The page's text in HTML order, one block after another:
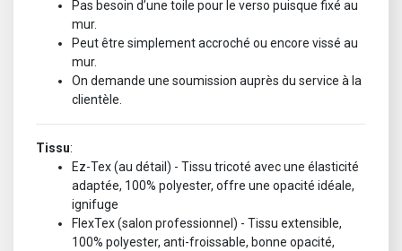
Pas besoin d’une toile pour le verso puisque fixé au
mur.
Peut être simplement accroché ou encore vissé au
mur.
On demande une soumission auprès du service à la
clientèle.
Tissu:
Ez-Tex (au détail) - Tissu tricoté avec une élasticité
adaptée, 100% polyester, offre une opacité idéale,
ignifuge
FlexTex (salon professionnel) - Tissu extensible,
100% polyester, anti-froissable, bonne opacité,